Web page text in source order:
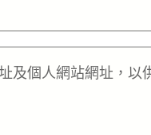
及個人網站網址，以